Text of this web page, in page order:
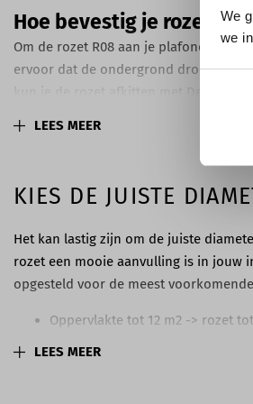
We
we
Hoe bevestig je rozet
Om de rozet R08 aan je plafond te
ervoor dat de ondergrond droog-,
kun je de rozet afkitten met
Van welk materiaal is de
lak of muurverf te kiezen en maak het
LEES MEER
KIES DE JUISTE
Het kan lastig zijn om de juiste
rozet een mooie aanvulling is in jouw
opgesteld voor de meest
Oppervlakte tot 12 m2 -> rozet
LEES MEER